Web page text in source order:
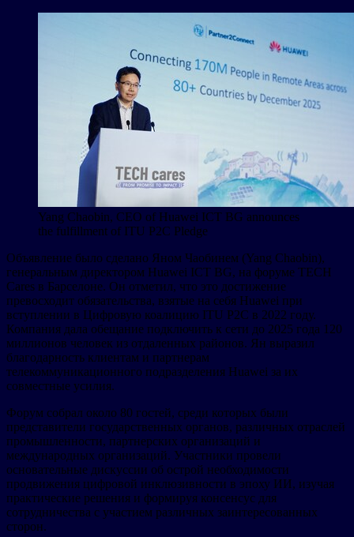
Yang Chaobin, CEO of Huawei ICT BG announces
the fulfillment of ITU P2C Pledge
Объявление было сделано Яном Чаобинем (Yang Chaobin),
генеральным директором Huawei ICT BG, на форуме TECH
Cares в Барселоне. Он отметил, что это достижение
превосходит обязательства, взятые на себя Huawei при
вступлении в Цифровую коалицию ITU P2C в 2022 году.
Компания дала обещание подключить к сети до 2025 года 120
миллионов человек из отдаленных районов. Ян выразил
благодарность клиентам и партнерам
телекоммуникационного подразделения Huawei за их
совместные усилия.
Форум собрал около 80 гостей, среди которых были
представители государственных органов, различных отраслей
промышленности, партнерских организаций и
международных организаций. Участники провели
основательные дискуссии об острой необходимости
продвижения цифровой инклюзивности в эпоху ИИ, изучая
практические решения и формируя консенсус для
сотрудничества с участием различных заинтересованных
сторон.